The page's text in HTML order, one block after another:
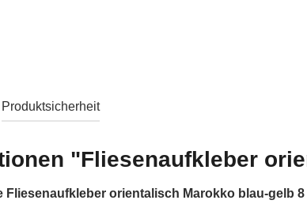
Produktsicherheit
"Fliesenaufkleber
Fliesenaufkleber orientalisch Marokko blau-gelb 8